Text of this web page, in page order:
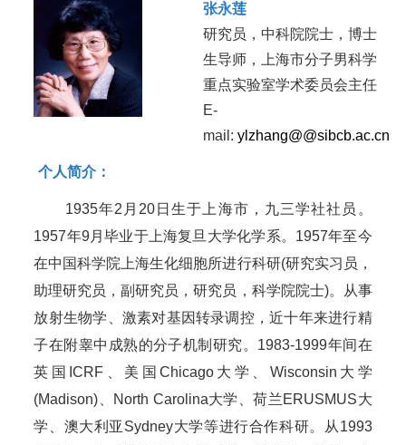
张永莲
研究员，中科院院士，博士
生导师，上海市分子男科学
重点实验室学术委员会主任
E-
mail: ylzhang@@sibcb.ac.cn
个人简介：
1935年2月20日生于上海市，九三学社社员。
1957年9月毕业于上海复旦大学化学系。1957年至今
在中国科学院上海生化细胞所进行科研(研究实习员，
助理研究员，副研究员，研究员，科学院院士)。从事
放射生物学、激素对基因转录调控，近十年来进行精
子在附睾中成熟的分子机制研究。1983-1999年间在
英国ICRF、美国Chicago大学、Wisconsin大学
(Madison)、North Carolina大学、荷兰ERUSMUS大
学、澳大利亚Sydney大学等进行合作科研。从1993